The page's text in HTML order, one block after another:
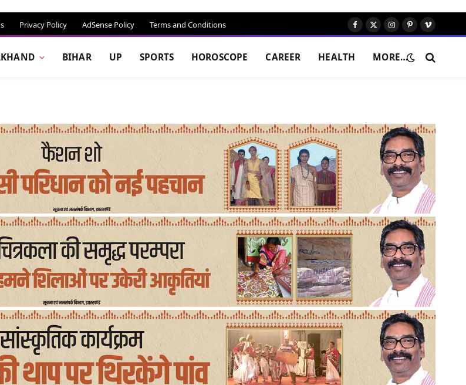
Privacy Policy AdSense Policy Terms and Conditions Facebook
X
Instagram
Pinterest
Vimeo
BIHAR UP SPORTS HOROSCOPE CAREER HEALTH MORE…